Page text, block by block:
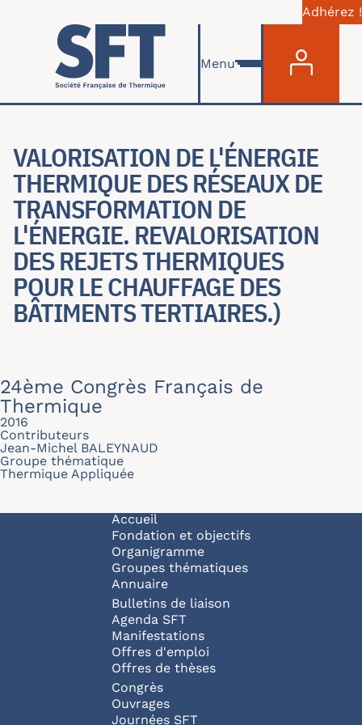
Aller au contenu principal
Adhérez !
Menu
VALORISATION DE L'ÉNERGIE
THERMIQUE DES RÉSEAUX DE
TRANSFORMATION DE
L'ÉNERGIE. REVALORISATION
DES REJETS THERMIQUES
POUR LE CHAUFFAGE DES B
ÂTIMENTS TERTIAIRES.)
24ème Congrès Français de
Thermique
2016
Contributeurs
Jean-Michel BALEYNAUD
Groupe thématique
Thermique Appliquée
Navigation principale
Accueil
Fondation et objectifs
Organigramme
Groupes thématiques
Annuaire
Bulletins de liaison
Agenda SFT
Manifestations
Offres d'emploi
Offres de thèses
Congrès
Ouvrages
Journées SFT